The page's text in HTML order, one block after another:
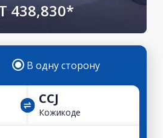
438,830*
В одну сторону
CCJ
Кожикоде